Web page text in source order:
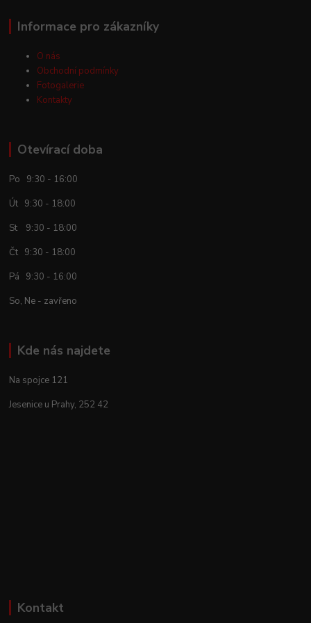
Informace pro zákazníky
O nás
Obchodní podmínky
Fotogalerie
Kontakty
Otevírací doba
Po 9:30 - 16:00
Út 9:30 - 18:00
St 9:30 - 18:00
Čt 9:30 - 18:00
Pá 9:30 - 16:00
So, Ne - zavřeno
Kde nás najdete
Na spojce 121
Jesenice u Prahy, 252 42
Kontakt